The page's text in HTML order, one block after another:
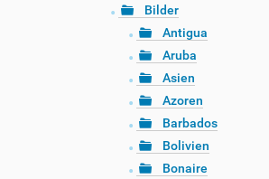
Bilder
Antigua
Aruba
Asien
Azoren
Barbados
Bolivien
Bonaire